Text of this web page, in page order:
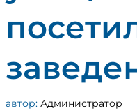
автор: Администратор